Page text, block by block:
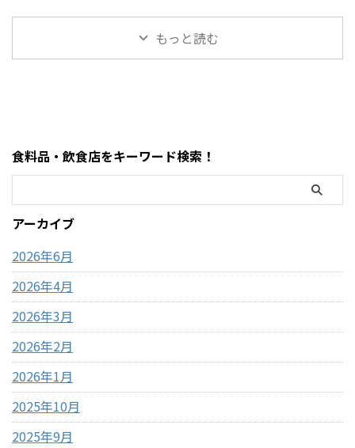
種類、価格、魅力、どんな人
におすすめなのかを、表やリ
ッシュレス（クレジットカー
ド中心）・現金が必要になる
大容量なのに価格が安く、気
になっている人も多い人気商品
2,200円前後・内容量は450gの
大容量・ピスタチオ×サクサ
「ドバイチョコ」がコスパよ
く買える・甘さ＋ナッツ＋食
ドバイ ...
すが、実はめちゃくちゃ簡単
に作れます。 この記事では、
500Wで約2分30秒〜3分30秒が
目安・「ポンポン音が止まる
前」が完成のタイミング・1袋
約59円でコスパ最強 コストコ
もっと読む
食料品・飲食店をキーワード検索！
アーカイブ
2026年6月
2026年4月
2026年3月
2026年2月
2026年1月
2025年10月
2025年9月